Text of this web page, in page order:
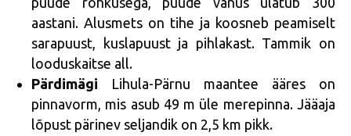
aastani. Alusmets on tihe ja koosneb peamiselt
sarapuust, kuslapuust ja pihlakast. Tammik on
looduskaitse all.
Pärdimägi Lihula-Pärnu maantee ääres on
pinnavorm, mis asub 49 m üle merepinna. Jääaja
lõpust pärinev seljandik on 2,5 km pikk.